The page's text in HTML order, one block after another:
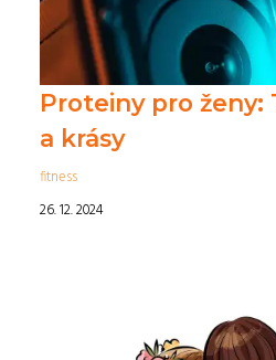
Proteiny pro ženy:
a krásy
fitness
26. 12. 2024